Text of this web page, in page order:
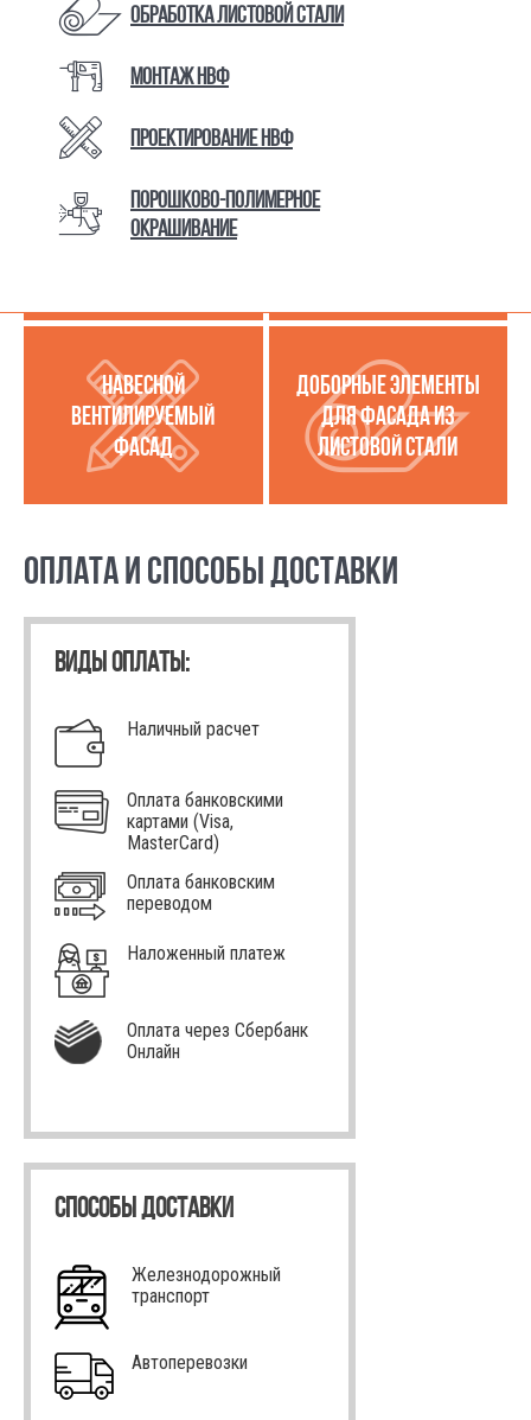
Обработка листовой стали
Монтаж НВФ
Проектирование НВФ
Порошково-полимерное
окрашивание
КАТАЛОГ ТОВАРОВ И УСЛУГ
УСЛУГИ ПО РАБОТЕ С
ЛИСТОВОЙ СТАЛЬЮ
МЕТАЛЛОКАССЕТЫ
НАВЕСНОЙ
ВЕНТИЛИРУЕМЫЙ
ФАСАД
ДОБОРНЫЕ ЭЛЕМЕНТЫ
ДЛЯ ФАСАДА ИЗ
ЛИСТОВОЙ СТАЛИ
ОПЛАТА И СПОСОБЫ ДОСТАВКИ
ВИДЫ ОПЛАТЫ:
Наличный расчет
Оплата банковскими
картами (Visa,
MasterCard)
Оплата банковским
переводом
Наложенный платеж
Оплата через Сбербанк
Онлайн
СПОСОБЫ ДОСТАВКИ
Железнодорожный
транспорт
Автоперевозки